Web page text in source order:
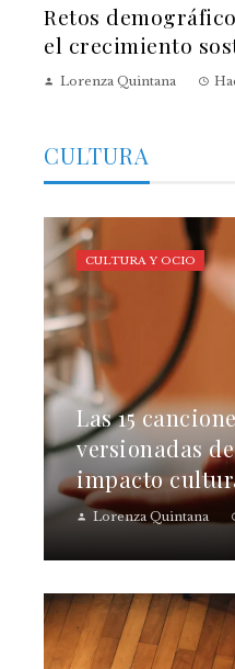
Retos
el crecimiento
Lorenza Quintana
CULTURA
Las 15
versionadas
impacto
Lorenza Quintana
CULTURA Y OCIO